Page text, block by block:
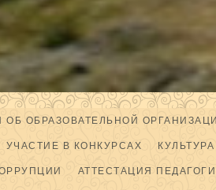
ОБ ОБРАЗОВАТЕЛЬНОЙ
УЧАСТИЕ В КОНКУРСАХ
АТТЕСТАЦИЯ